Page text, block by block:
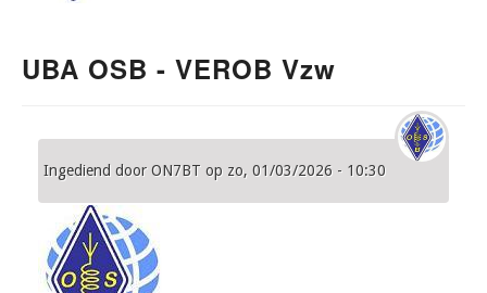
UBA OSB - VEROB Vzw
Ingediend doorON7BT op zo, 01/03/2026 - 10:30